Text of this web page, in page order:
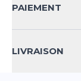
CONTACT
SÉCURITÉ DES
PAIEMENT
LIVRAISON